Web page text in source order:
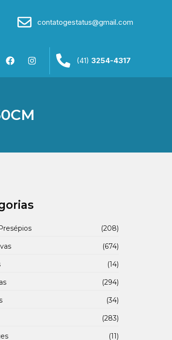
contatogestatus@gmail.com
(41) 3254-4317
(208)
(674)
(14)
(294)
(34)
(283)
(11)